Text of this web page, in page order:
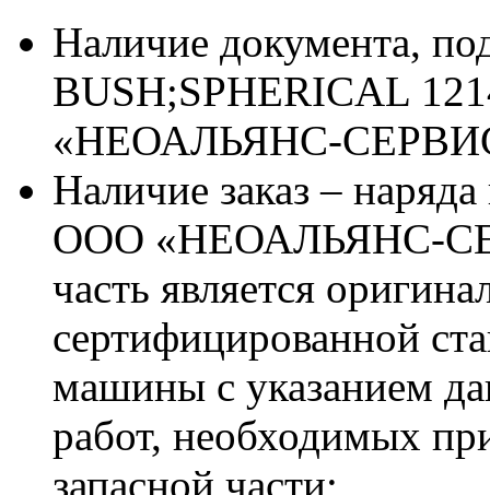
Наличие документа,
BUSH;SPHERICAL
«НЕОАЛЬЯНС-
Наличие заказ –
ООО «НЕОАЛЬЯНС-
часть является
сертифицированной
машины с указанием
работ, необходимых
запасной части;